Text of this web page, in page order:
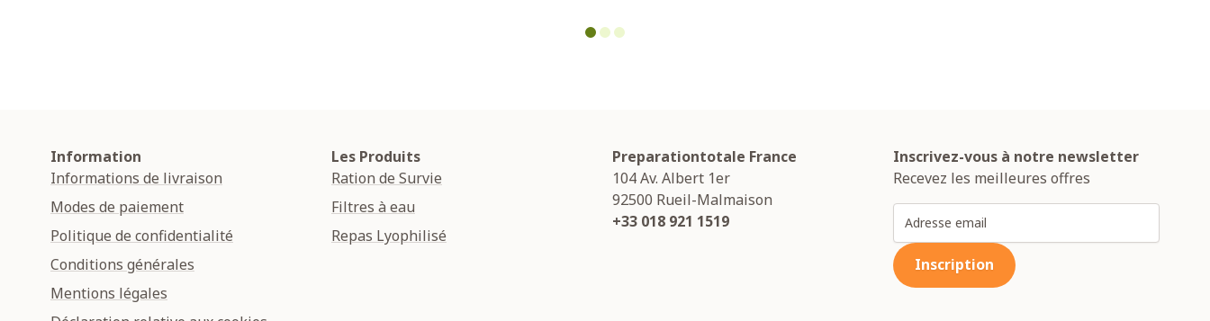
Information
Informations de livraison
Modes de paiement
Politique de confidentialité
Conditions générales
Mentions légales
Les Produits
Ration de Survie
Filtres à eau
Repas Lyophilisé
Preparationtotale France
104 Av. Albert 1er
92500 Rueil-Malmaison
+33 018 921 1519
Inscrivez-vous à notre newsletter
Recevez les meilleures offres
Adresse email
Inscription